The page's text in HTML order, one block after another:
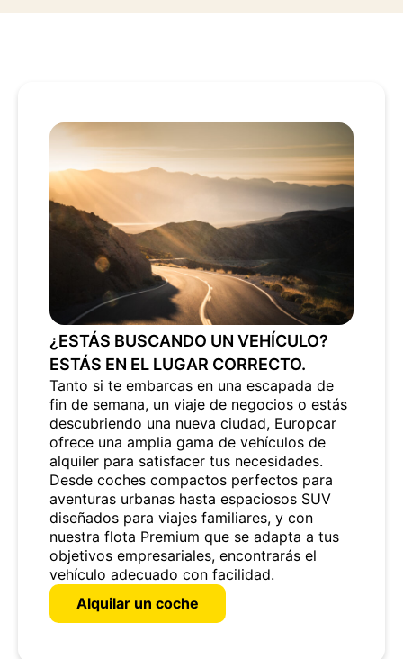
¿ESTÁS BUSCANDO UN VEHÍCULO?
ESTÁS EN EL LUGAR CORRECTO.
Tanto si te embarcas en una escapada de
fin de semana, un viaje de negocios o estás
descubriendo una nueva ciudad, Europcar
ofrece una amplia gama de vehículos de
alquiler para satisfacer tus necesidades.
Desde coches compactos perfectos para
aventuras urbanas hasta espaciosos SUV
diseñados para viajes familiares, y con
nuestra flota Premium que se adapta a tus
objetivos empresariales, encontrarás el
vehículo adecuado con facilidad.
Alquilar un coche